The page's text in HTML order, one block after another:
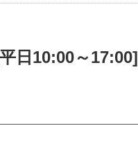
日10:00～17:00]